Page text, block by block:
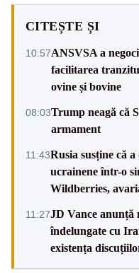
CITEȘTE ȘI
10:57ANSVSA a
facilitarea
ovine și bovine
08:03Trump neagă că
armament
11:43Rusia susține că
ucrainene într-o
Wildberries,
11:27JD Vance anunță
îndelungate cu
existența